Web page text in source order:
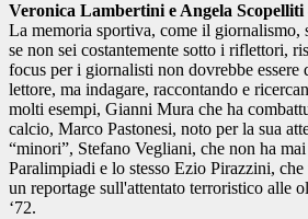
Veronica Lambertini e Angela
La memoria sportiva, come il giornalismo,
se non sei costantemente sotto i riflettori,
focus per i giornalisti non dovrebbe
lettore, ma indagare, raccontando e
molti esempi, Gianni Mura che ha
calcio, Marco Pastonesi, noto per la sua
“minori”, Stefano Vegliani, che non ha
Paralimpiadi e lo stesso Ezio Pirazzini,
un reportage sull'attentato terroristico alle
‘72.